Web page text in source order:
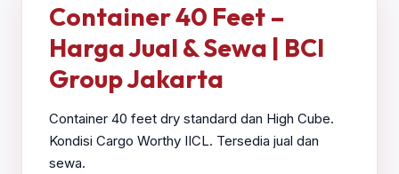
Container 40 Feet –
Harga Jual & Sewa | BCI
Group Jakarta
Container 40 feet dry standard dan High Cube.
Kondisi Cargo Worthy IICL. Tersedia jual dan
sewa.